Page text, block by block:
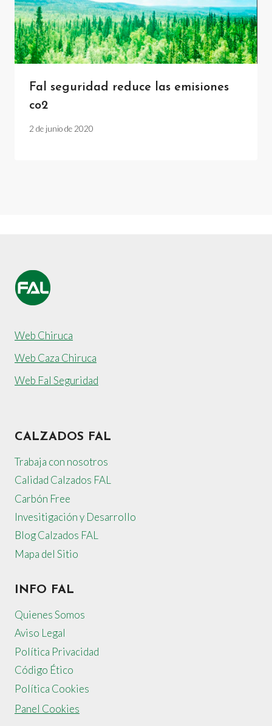
Fal seguridad reduce las emisiones
co2
2 de junio de 2020
Web Chiruca
Web Caza Chiruca
Web Fal Seguridad
CALZADOS FAL
Trabaja con nosotros
Calidad Calzados FAL
Carbón Free
Invesitigación y Desarrollo
Blog Calzados FAL
Mapa del Sitio
INFO FAL
Quienes Somos
Aviso Legal
Política Privacidad
Código Ético
Política Cookies
Panel Cookies